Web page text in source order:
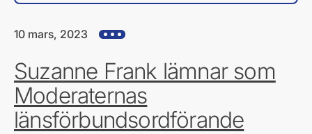
10 mars, 2023 Visa alla hjärtefrågor
Suzanne Frank lämnar som
Moderaternas
länsförbundsordförande